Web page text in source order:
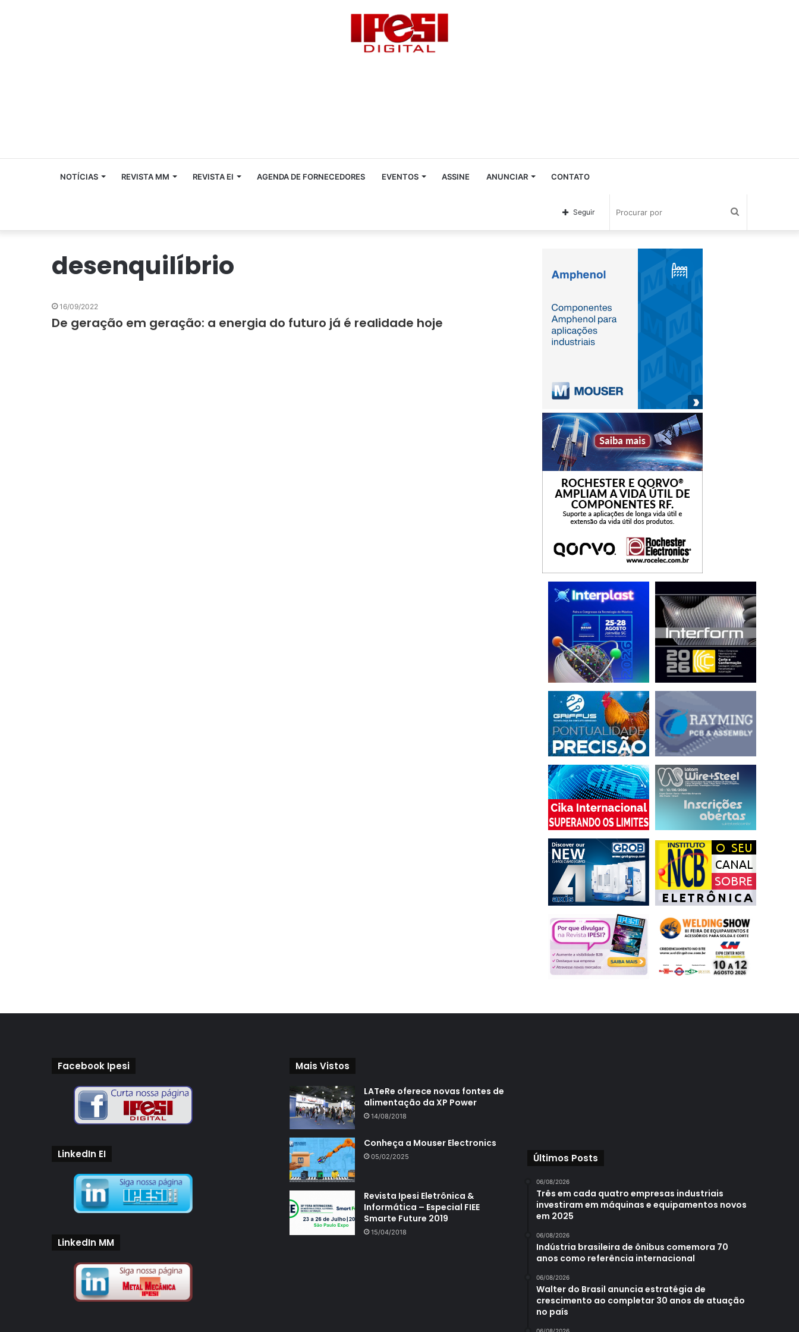
NOTÍCIAS REVISTA MM REVISTA EI AGENDA DE FORNECEDORES EVENTOS ASSINE ANUNCIAR CONTATO
Seguir
desenquilíbrio
16/09/2022
De geração em geração: a energia do futuro já é realidade hoje
Facebook Ipesi
LinkedIn EI
LinkedIn MM
Mais Vistos
LATeRe oferece novas fontes de
alimentação da XP Power
14/08/2018
Conheça a Mouser Electronics
05/02/2025
Revista Ipesi Eletrônica &
Informática – Especial FIEE
Smarte Future 2019
15/04/2018
Últimos Posts
06/08/2026
Três em cada quatro empresas industriais
investiram em máquinas e equipamentos novos
em 2025
06/08/2026
Indústria brasileira de ônibus comemora 70
anos como referência internacional
06/08/2026
Walter do Brasil anuncia estratégia de
crescimento ao completar 30 anos de atuação
no país